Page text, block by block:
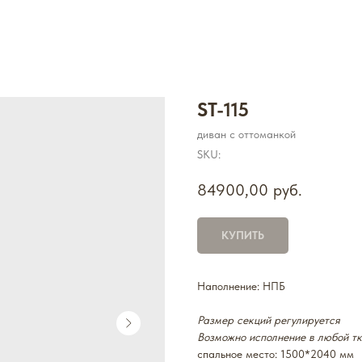
ST-115
диван с оттоманкой
SKU:
84900,00 руб.
КУПИТЬ
Наполнение: НПБ
Размер секций регулируется
Возможно исполнение в любой
спальное место: 1500*2040 мм